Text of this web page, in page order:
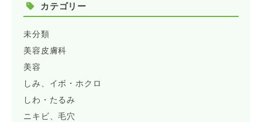
カテゴリー
未分類
美容皮膚科
美容
しみ、イボ・ホクロ
しわ・たるみ
ニキビ、毛穴